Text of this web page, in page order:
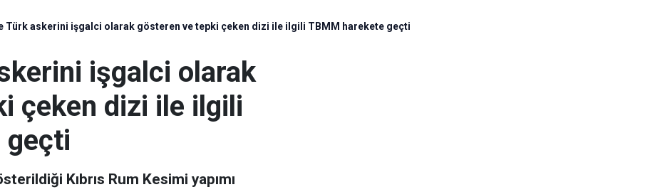
Türk askerini işgalci olarak gösteren ve tepki çeken dizi ile ilgili TBMM harekete geçti
işgalci olarak
çeken dizi ile ilgili
geçti
Kıbrıs Rum Kesimi yapımı